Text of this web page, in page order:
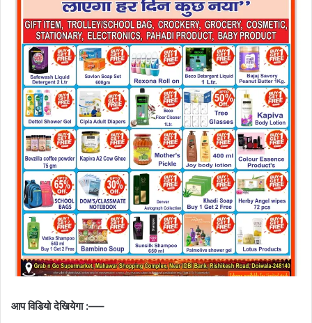
आप विडियो देखियेगा :—–